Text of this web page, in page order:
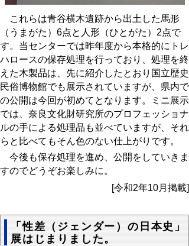
これらは青谷横木遺跡から出土した馬形
（うまがた） 6点と人形（ひとがた） 2点で
す。当センターでは昨年度から本格的にトレ
ハロースの保存処理を行っており、処理を終
えた木製品は、先に紹介したとおり国立歴史
民俗博物館でも展示されていますが、県内で
の公開は今回が初めてとなります。ミニ展示
では、奈良文化財研究所のプロフェッショナ
ルの手による処理品も並べていますが、それ
らと比べてもそん色のない仕上がりです。
今後も保存処理を進め、公開をしていきま
すのでどうぞお楽しみに。
[令和2年10月掲載]
「性差（ジェンダー）の日本史」
展はじまりました。